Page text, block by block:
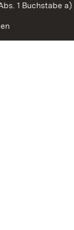
1 Buchstabe a)